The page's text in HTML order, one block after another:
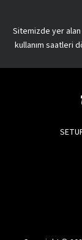
Sitemizde yer
kullanım saatleri